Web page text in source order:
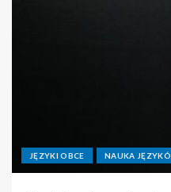
JĘZYKI OBCE NAUKA